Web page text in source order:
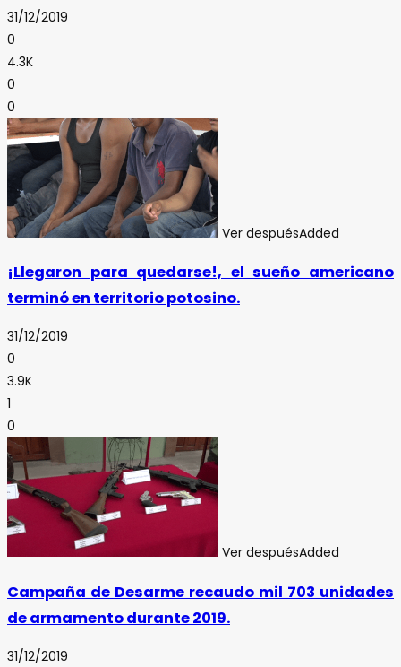
31/12/2019
0
4.3K
0
0
Ver despuésAdded
¡Llegaron para quedarse!, el sueño americano
terminó en territorio potosino.
31/12/2019
0
3.9K
1
0
Ver despuésAdded
Campaña de Desarme recaudo mil 703 unidades
de armamento durante 2019.
31/12/2019